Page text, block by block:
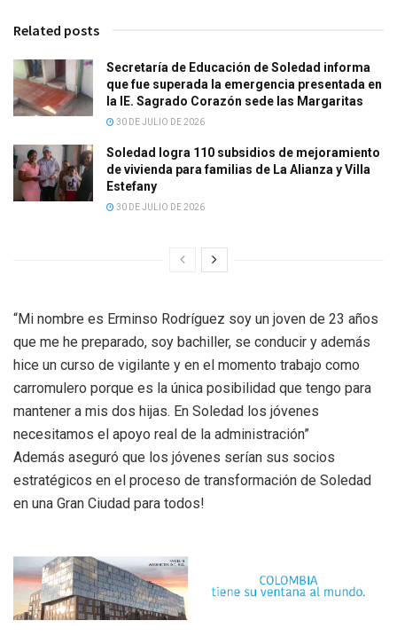
Related posts
Secretaría de Educación de Soledad informa
que fue superada la emergencia presentada en
la IE. Sagrado Corazón sede las Margaritas
30 DE JULIO DE 2026
Soledad logra 110 subsidios de mejoramiento
de vivienda para familias de La Alianza y Villa
Estefany
30 DE JULIO DE 2026
“Mi nombre es Erminso Rodríguez soy un joven de 23 años
que me he preparado, soy bachiller, se conducir y además
hice un curso de vigilante y en el momento trabajo como
carromulero porque es la única posibilidad que tengo para
mantener a mis dos hijas. En Soledad los jóvenes
necesitamos el apoyo real de la administración”
Además aseguró que los jóvenes serían sus socios
estratégicos en el proceso de transformación de Soledad
en una Gran Ciudad para todos!